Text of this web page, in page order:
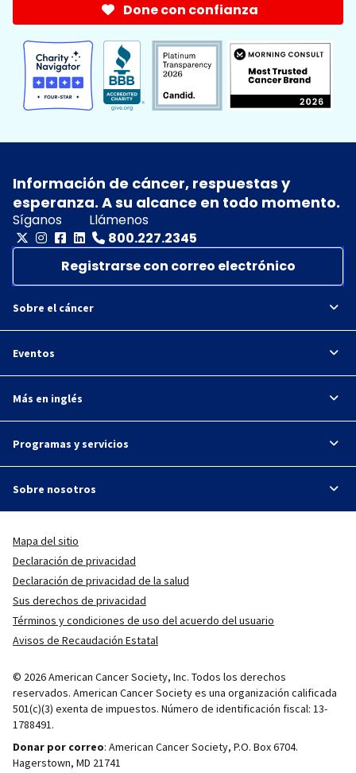
Done con confianza
Información de cáncer, respuestas y
esperanza. A su alcance en todo momento.
Síganos
Llámenos
800.227.2345
Registrarse con correo electrónico
Sobre el cáncer
Eventos
Más en inglés
Programas y servicios
Sobre nosotros
Mapa del sitio
Declaración de privacidad
Declaración de privacidad de la salud
Sus derechos de privacidad
Términos y condiciones de uso del acuerdo del usuario
Avisos de Recaudación Estatal
© 2026 American Cancer Society, Inc. Todos los derechos
reservados. American Cancer Society es una organización calificada
501(c)(3) exenta de impuestos. Número de identificación fiscal: 13-
1788491.
Donar por correo: American Cancer Society, P.O. Box 6704.
Hagerstown, MD 21741